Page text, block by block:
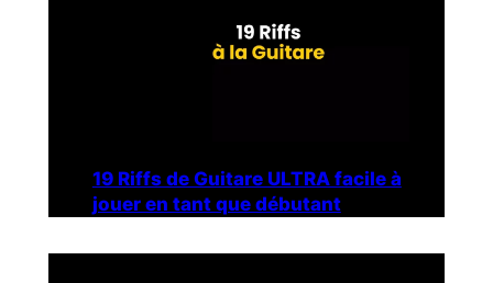
19 Riffs de Guitare ULTRA facile à
jouer en tant que débutant